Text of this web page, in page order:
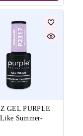
GEL PURPLE
Summer-